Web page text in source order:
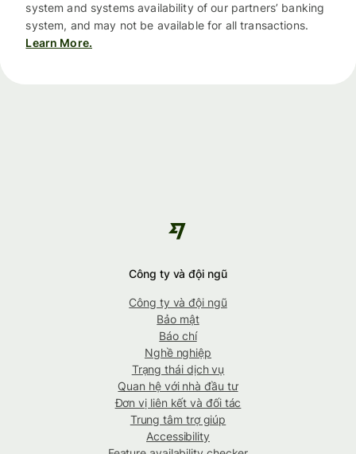
system and systems availability of our partners’ banking
system, and may not be available for all transactions.
Learn More.
Công ty và đội ngũ
Công ty và đội ngũ
Bảo mật
Báo chí
Nghề nghiệp
Trạng thái dịch vụ
Quan hệ với nhà đầu tư
Đơn vị liên kết và đối tác
Trung tâm trợ giúp
Accessibility